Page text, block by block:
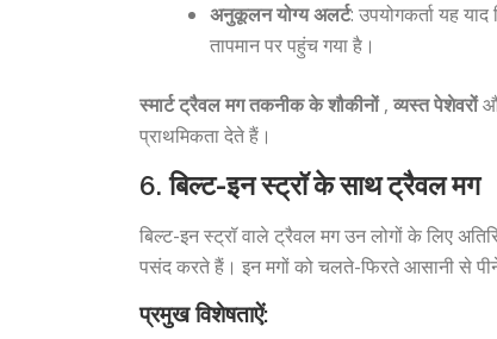
अनुकूलन योग्य अलर्ट: उपयोगकर्ता यह
तापमान पर पहुंच गया है।
स्मार्ट ट्रैवल मग तकनीक के शौकीनों, व्यस्त पेशेवरों
प्राथमिकता देते हैं।
6.बिल्ट-इन स्ट्रॉ के साथ ट्रैवल मग
बिल्ट-इन स्ट्रॉ वाले ट्रैवल मग उन लोगों के लिए
पसंद करते हैं। इन मगों को चलते-फिरते आसानी से पीने
प्रमुख विशेषताऐं: